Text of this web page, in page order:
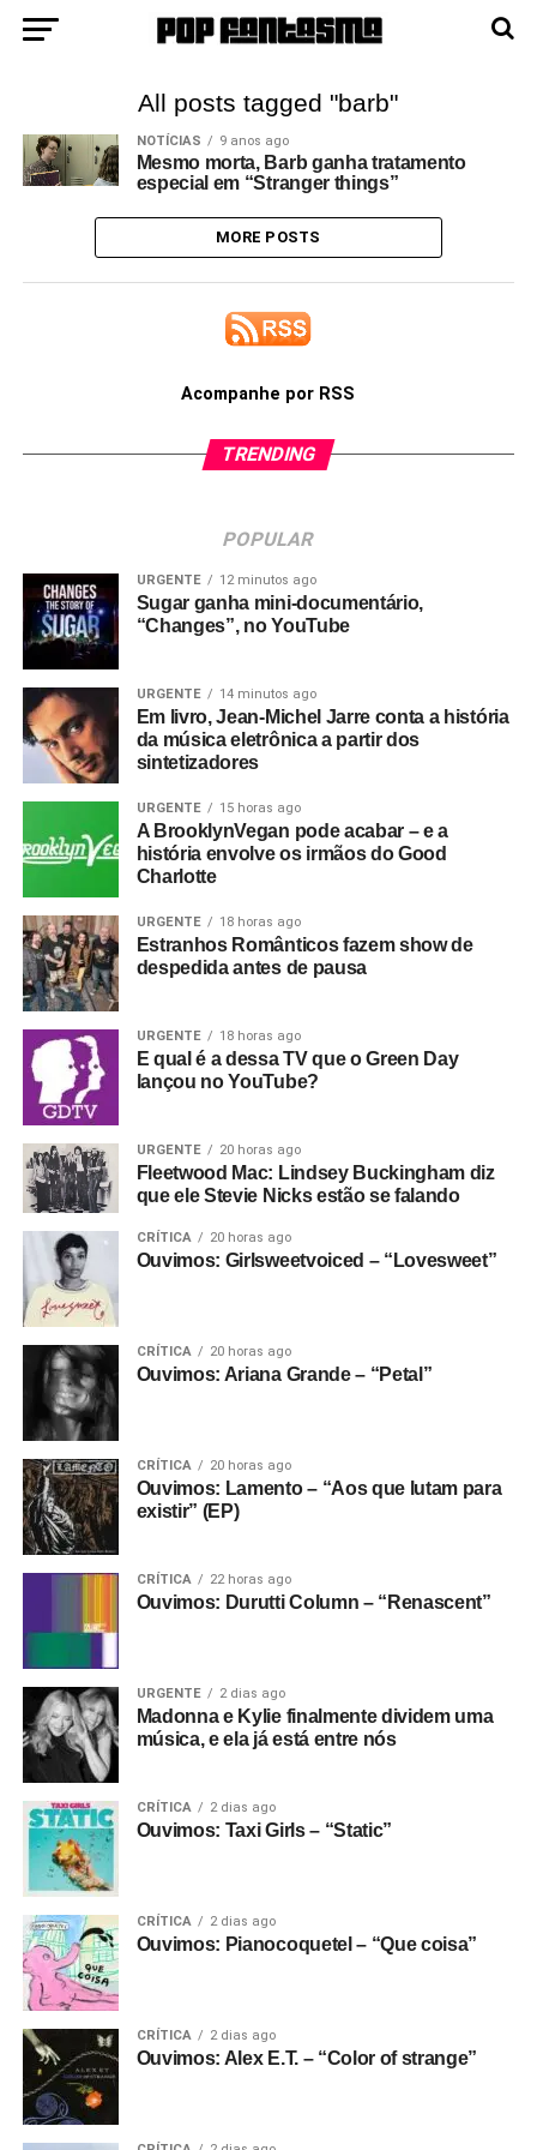
All posts tagged "barb"
NOTÍCIAS 9 anos ago
Mesmo morta, Barb ganha tratamento
especial em “Stranger things”
MORE POSTS
Acompanhe por RSS
TRENDING
POPULAR
URGENTE 12 minutos ago
Sugar ganha mini-documentário,
“Changes”, no YouTube
URGENTE 14 minutos ago
Em livro, Jean-Michel Jarre conta a história
da música eletrônica a partir dos
sintetizadores
URGENTE 15 horas ago
A BrooklynVegan pode acabar – e a
história envolve os irmãos do Good
Charlotte
URGENTE 18 horas ago
Estranhos Românticos fazem show de
despedida antes de pausa
URGENTE 18 horas ago
E qual é a dessa TV que o Green Day
lançou no YouTube?
URGENTE 20 horas ago
Fleetwood Mac: Lindsey Buckingham diz
que ele Stevie Nicks estão se falando
CRÍTICA 20 horas ago
Ouvimos: Girlsweetvoiced – “Lovesweet”
CRÍTICA 20 horas ago
Ouvimos: Ariana Grande – “Petal”
CRÍTICA 20 horas ago
Ouvimos: Lamento – “Aos que lutam para
existir” (EP)
CRÍTICA 22 horas ago
Ouvimos: Durutti Column – “Renascent”
URGENTE 2 dias ago
Madonna e Kylie finalmente dividem uma
música, e ela já está entre nós
CRÍTICA 2 dias ago
Ouvimos: Taxi Girls – “Static”
CRÍTICA 2 dias ago
Ouvimos: Pianocoquetel – “Que coisa”
CRÍTICA 2 dias ago
Ouvimos: Alex E.T. – “Color of strange”